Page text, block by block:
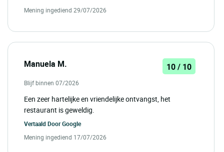
Mening ingediend 29/07/2026
Manuela M. 10 / 10
Blijf binnen 07/2026
Een zeer hartelijke en vriendelijke ontvangst, het
restaurant is geweldig.
Vertaald DoorGoogle
Mening ingediend 17/07/2026